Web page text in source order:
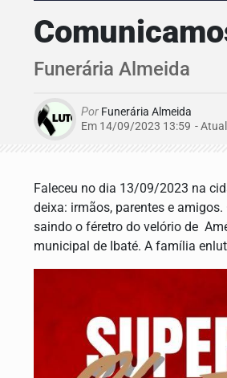
Funerária Almeida
Por Funerária Almeida
Em 14/09/2023 13:59 -
Faleceu no dia 13/09/2023 na
deixa: irmãos, parentes e
saindo o féretro do velório de
municipal de Ibaté. A família